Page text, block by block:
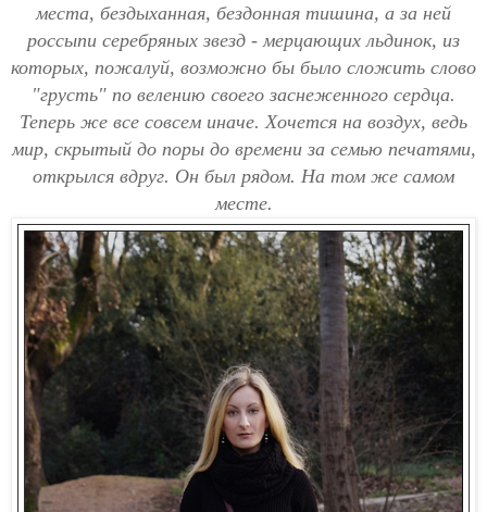
места, бездыханная, бездонная тишина, а за ней
россыпи серебряных звезд - мерцающих льдинок, из
которых, пожалуй, возможно бы было сложить слово
"грусть" по велению своего заснеженного сердца.
Теперь же все совсем иначе. Хочется на воздух, ведь
мир, скрытый до поры до времени за семью печатями,
открылся вдруг. Он был рядом. На том же самом
месте.